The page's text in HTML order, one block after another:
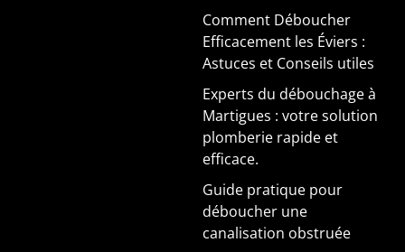
Comment Déboucher
Efficacement les Éviers :
Astuces et Conseils utiles
Experts du débouchage à
Martigues : votre solution
plomberie rapide et
efficace.
Guide pratique pour
déboucher une
canalisation obstruée